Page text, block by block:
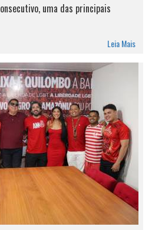
uma das principais
Leia Mais